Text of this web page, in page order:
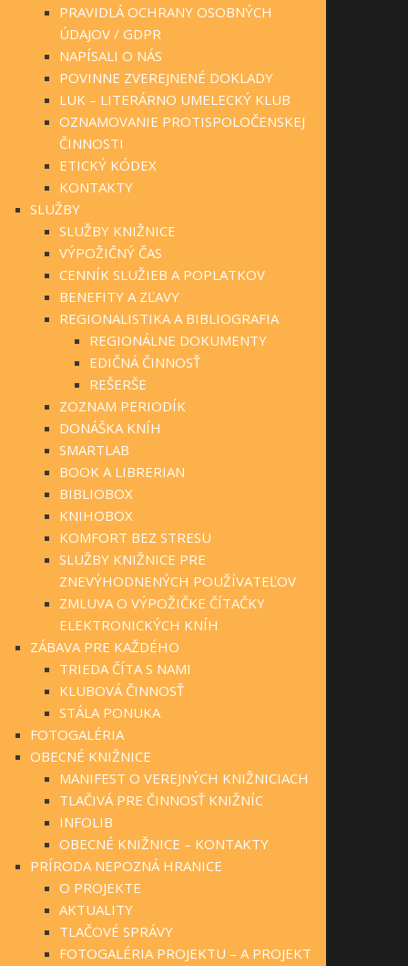
PRAVIDLÁ OCHRANY OSOBNÝCH
ÚDAJOV / GDPR
NAPÍSALI O NÁS
POVINNE ZVEREJNENÉ DOKLADY
LUK – LITERÁRNO UMELECKÝ KLUB
OZNAMOVANIE PROTISPOLOČENSKEJ
ČINNOSTI
ETICKÝ KÓDEX
KONTAKTY
SLUŽBY
SLUŽBY KNIŽNICE
VÝPOŽIČNÝ ČAS
CENNÍK SLUŽIEB A POPLATKOV
BENEFITY A ZĽAVY
REGIONALISTIKA A BIBLIOGRAFIA
REGIONÁLNE DOKUMENTY
EDIČNÁ ČINNOSŤ
REŠERŠE
ZOZNAM PERIODÍK
DONÁŠKA KNÍH
SMARTLAB
BOOK A LIBRERIAN
BIBLIOBOX
KNIHOBOX
KOMFORT BEZ STRESU
SLUŽBY KNIŽNICE PRE
ZNEVÝHODNENÝCH POUŽÍVATEĽOV
ZMLUVA O VÝPOŽIČKE ČÍTAČKY
ELEKTRONICKÝCH KNÍH
ZÁBAVA PRE KAŽDÉHO
TRIEDA ČÍTA S NAMI
KLUBOVÁ ČINNOSŤ
STÁLA PONUKA
FOTOGALÉRIA
OBECNÉ KNIŽNICE
MANIFEST O VEREJNÝCH KNIŽNICIACH
TLAČIVÁ PRE ČINNOSŤ KNIŽNÍC
INFOLIB
OBECNÉ KNIŽNICE – KONTAKTY
PRÍRODA NEPOZNÁ HRANICE
O PROJEKTE
AKTUALITY
TLAČOVÉ SPRÁVY
FOTOGALÉRIA PROJEKTU – A PROJEKT